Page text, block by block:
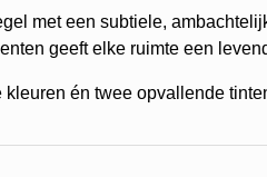
met een subtiele,
geeft elke ruimte een
kleuren én twee opvallende